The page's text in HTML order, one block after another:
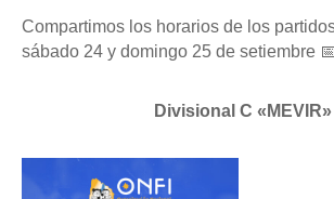
Compartimos los horarios de los
sábado 24 y domingo 25 de setiembre
Divisional C «MEVIR»